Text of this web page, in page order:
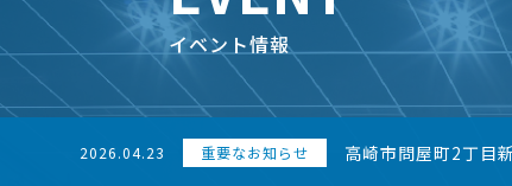
イベント情報
2026.04.23 重要なお知らせ 高崎市問屋町2丁目